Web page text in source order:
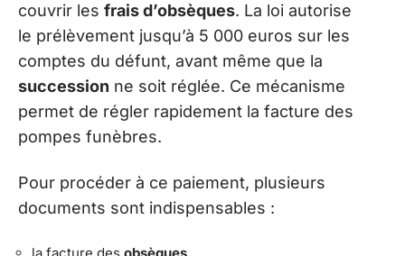
couvrir les frais d’obsèques. La loi autorise
le prélèvement jusqu’à 5 000 euros sur les
comptes du défunt, avant même que la
succession ne soit réglée. Ce mécanisme
permet de régler rapidement la facture des
pompes funèbres.
Pour procéder à ce paiement, plusieurs
documents sont indispensables :